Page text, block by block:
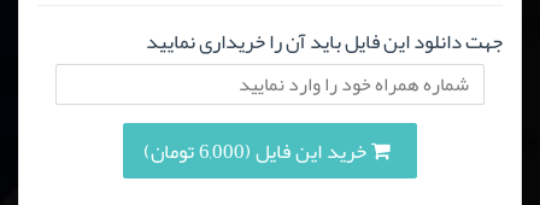
جهت دانلود این فایل باید آن را خریداری نمایید
خرید این فایل (6,000 تومان)